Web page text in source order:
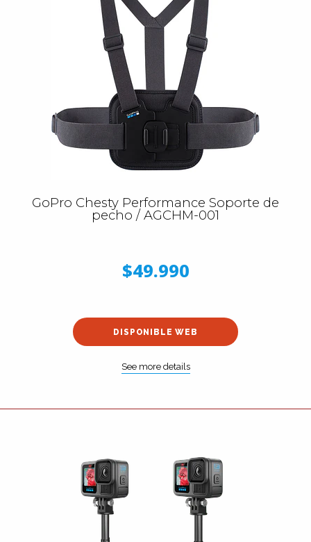
GoPro Chesty Performance Soporte de
pecho / AGCHM-001
$49.990
DISPONIBLE WEB
See more details